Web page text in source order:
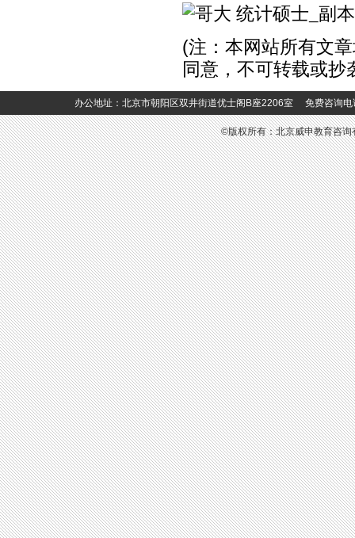
(注：本网站所有文
同意，不可转载或抄
办公地址：北京市朝阳区双井街道优士阁B座2206室 免费咨
©版权所有：北京威申教育咨